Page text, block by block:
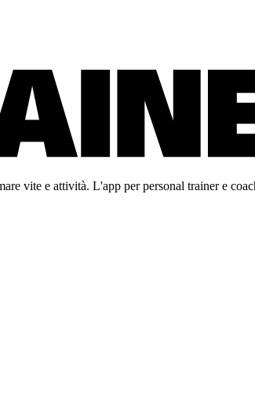
vite e attività. L'app per personal trainer e